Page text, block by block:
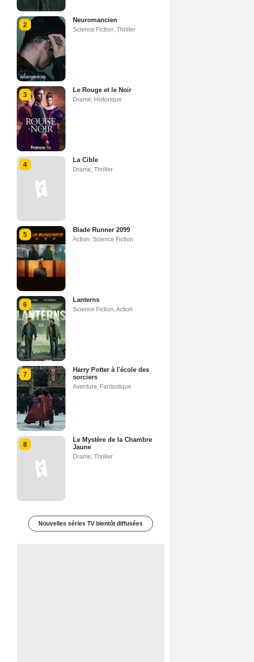
2
Neuromancien
Science Fiction Thriller
3
Le Rouge et le Noir
Drame Historique
4
La Cible
Drame Thriller
5
Blade Runner 2099
Action Science Fiction
6
Lanterns
Science Fiction Action
7
Harry Potter à l'école des
sorciers
Aventure Fantastique
8
Le Mystère de la Chambre
Jaune
Drame Thriller
Nouvelles séries TV bientôt diffusées